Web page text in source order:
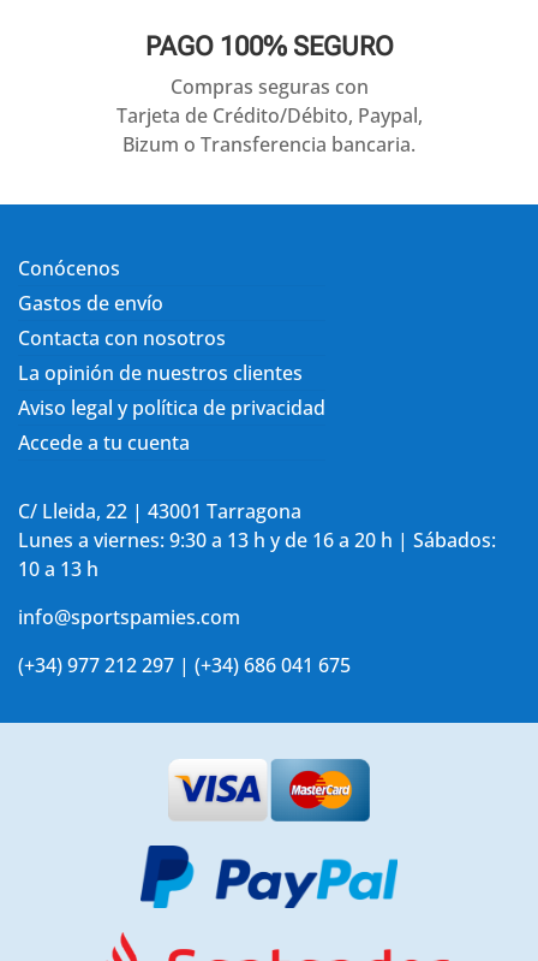
PAGO 100% SEGURO
Compras seguras con
Tarjeta de Crédito/Débito, Paypal,
Bizum o Transferencia bancaria.
Conócenos
Gastos de envío
Contacta con nosotros
La opinión de nuestros clientes
Aviso legal y política de privacidad
Accede a tu cuenta
C/ Lleida, 22 | 43001 Tarragona
Lunes a viernes: 9:30 a 13 h y de 16 a 20 h | Sábados:
10 a 13 h
info@sportspamies.com
(+34) 977 212 297 | (+34) 686 041 675